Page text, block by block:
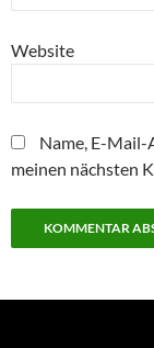
Website
Name, E-Mail-
meinen nächsten